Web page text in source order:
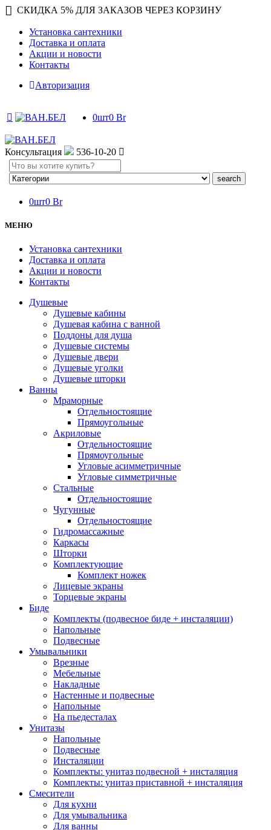
СКИДКА 5% ДЛЯ ЗАКАЗОВ ЧЕРЕЗ КОРЗИНУ
Установка сантехники
Доставка и оплата
Акции и новости
Контакты
Авторизация
0шт0 Br
Консультация
536-10-20
Search
here
0шт0 Br
МЕНЮ
Установка сантехники
Доставка и оплата
Акции и новости
Контакты
Душевые
Душевые кабины
Душевая кабина с ванной
Поддоны для душа
Душевые системы
Душевые двери
Душевые уголки
Душевые шторки
Ванны
Мраморные
Отдельностоящие
Прямоугольные
Акриловые
Отдельностоящие
Прямоугольные
Угловые асимметричные
Угловые симметричные
Стальные
Отдельностоящие
Чугунные
Отдельностоящие
Гидромассажные
Каркасы
Шторки
Комплектующие
Комплект ножек
Лицевые экраны
Торцевые экраны
Биде
Комплекты (подвесное биде + инсталяции)
Напольные
Подвесные
Умывальники
Врезные
Мебельные
Накладные
Настенные и подвесные
Напольные
На пьедесталах
Унитазы
Напольные
Подвесные
Инсталяции
Комплекты: унитаз подвесной + инсталяция
Комплекты: унитаз приставной + инсталяция
Смесители
Для кухни
Для умывальника
Для ванны